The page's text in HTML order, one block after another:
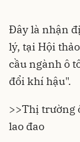
Đây là nhận
lý, tại Hội
cầu ngành ô
đổi khí hậu".
>>Thị trường
lao đao